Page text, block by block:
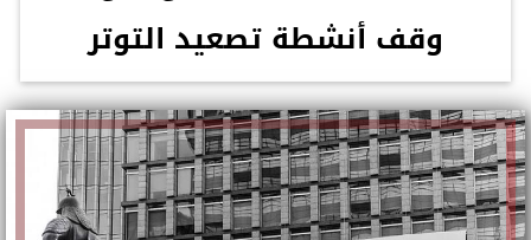
وقف أنشطة تصعيد التوتر